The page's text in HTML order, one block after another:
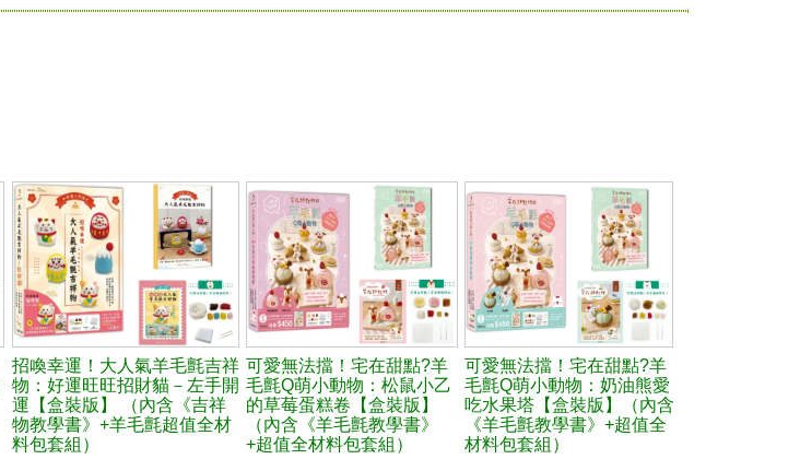
招喚幸運！大人氣羊毛氈吉祥
物：好運旺旺招財貓－左手開
運【盒裝版】 （內含《吉祥
物教學書》+羊毛氈超值全材
料包套組）
可愛無法擋！宅在甜點?羊
毛氈Q萌小動物：松鼠小乙
的草莓蛋糕卷【盒裝版】
（內含《羊毛氈教學書》
+超值全材料包套組）
可愛無法擋！宅在甜點?羊
毛氈Q萌小動物：奶油熊愛
吃水果塔【盒裝版】（內含
《羊毛氈教學書》+超值全
材料包套組）